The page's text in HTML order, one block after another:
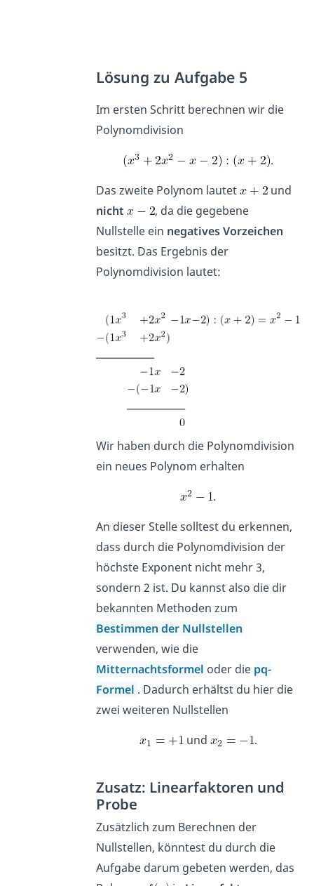
Lösung zu Aufgabe 5
Im ersten Schritt berechnen wir die
Polynomdivision
.
Das zweite Polynom lautet
und
nicht
, da die gegebene
Nullstelle ein negatives Vorzeichen
besitzt. Das Ergebnis der
Polynomdivision lautet:
Wir haben durch die Polynomdivision
ein neues Polynom erhalten
.
An dieser Stelle solltest du erkennen,
dass durch die Polynomdivision der
höchste Exponent nicht mehr 3,
sondern 2 ist. Du kannst also die dir
bekannten Methoden zum
Bestimmen der Nullstellen
verwenden, wie die
Mitternachtsformel oder die pq-
Formel . Dadurch erhältst du hier die
zwei weiteren Nullstellen
und
.
Zusatz: Linearfaktoren und
Probe
Zusätzlich zum Berechnen der
Nullstellen, könntest du durch die
Aufgabe darum gebeten werden, das